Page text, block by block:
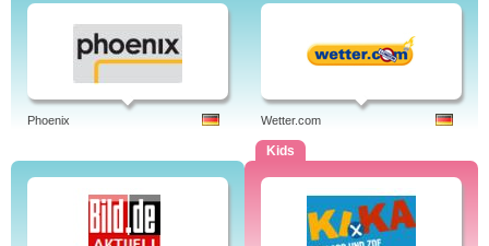
Phoenix Wetter.com
Kids